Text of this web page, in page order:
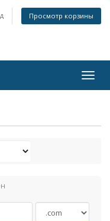
Просмотр корзины